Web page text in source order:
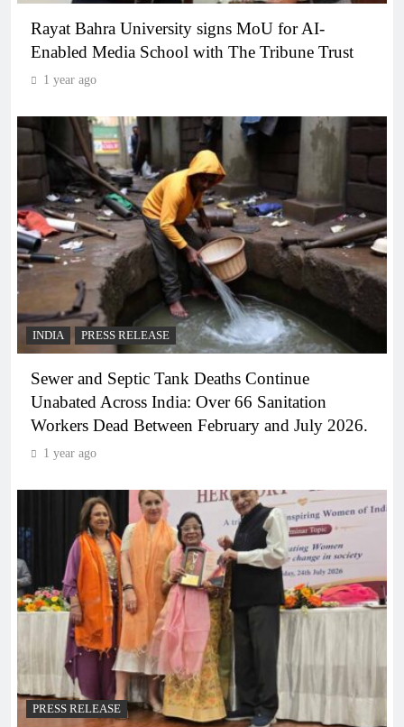
Rayat Bahra University signs MoU for AI-
Enabled Media School with The Tribune Trust
1 year ago
INDIA PRESS RELEASE
Sewer and Septic Tank Deaths Continue
Unabated Across India: Over 66 Sanitation
Workers Dead Between February and July 2026.
1 year ago
PRESS RELEASE